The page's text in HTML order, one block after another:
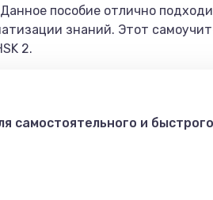
пособие отлично
знаний. Этот
2.
самостоятельного и